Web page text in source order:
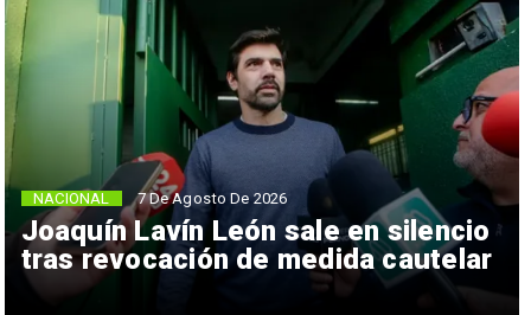
Joaquín Lavín León sale en silencio
tras revocación de medida cautelar
NACIONAL 7 De Agosto De 2026